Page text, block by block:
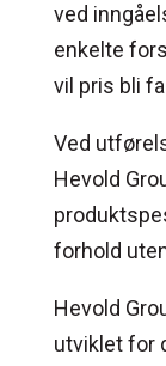
ved
enkelte
vil pris bli
Ved
Hevold
forhold
Hevold
utviklet for